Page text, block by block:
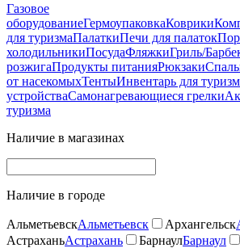
Газовое
оборудованиеГермоупаковкаКоврики
для туризмаПалаткиПечи для палаток
холодильникиПосудаФляжкиГриль/
розжигаПродукты питанияРюкзаки
от насекомыхТентыИнвентарь для
устройстваСамонагревающиеся грелки
туризма
Наличие в магазинах
Наличие в городе
АльметьевскАльметьевск Архангельск
АстраханьАстрахань БарнаулБарнаул